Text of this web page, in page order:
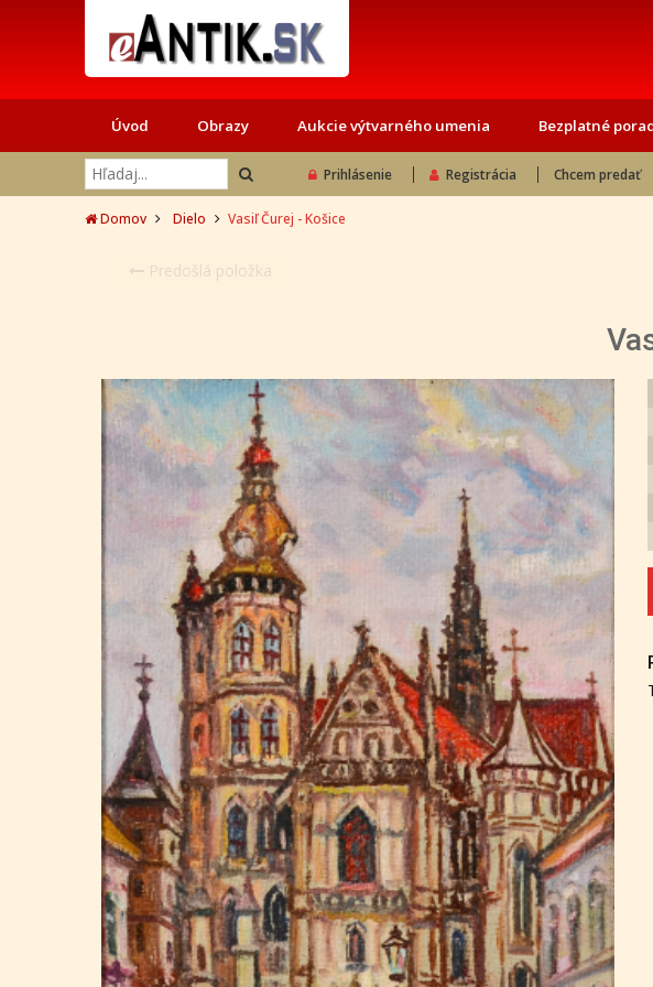
Úvod Obrazy Aukcie výtvarného umenia Bezplatné
Prihlásenie Registrácia Chcem predať
Domov Dielo Vasiľ Čurej - Košice
Predošlá položka